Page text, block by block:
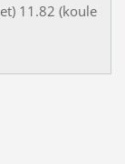
11.82 (koule